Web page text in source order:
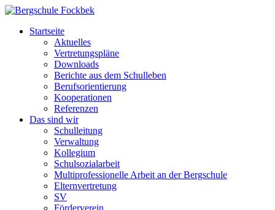
Startseite
Aktuelles
Vertretungspläne
Downloads
Berichte aus dem Schulleben
Berufsorientierung
Kooperationen
Referenzen
Das sind wir
Schulleitung
Verwaltung
Kollegium
Schulsozialarbeit
Multiprofessionelle Arbeit an der Bergschule
Elternvertretung
SV
Förderverein